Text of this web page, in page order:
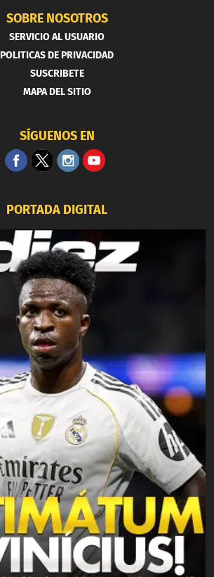
SOBRE NOSOTROS
SERVICIO AL USUARIO
POLITICAS DE PRIVACIDAD
SUSCRIBETE
MAPA DEL SITIO
SÍGUENOS EN
PORTADA DIGITAL